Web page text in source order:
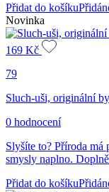
Přidat do košíku
Novinka
169 Kč
79
Sluch-uši, originální
0 hodnocení
Slyšíte to? Příroda
smysly naplno.
Přidat do košíku